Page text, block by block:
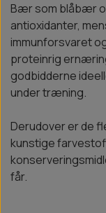
Bær som blåbær
antioxidanter,
immunforsvaret
proteinrig
godbidderne
under træning.
Derudover er de
kunstige
får.